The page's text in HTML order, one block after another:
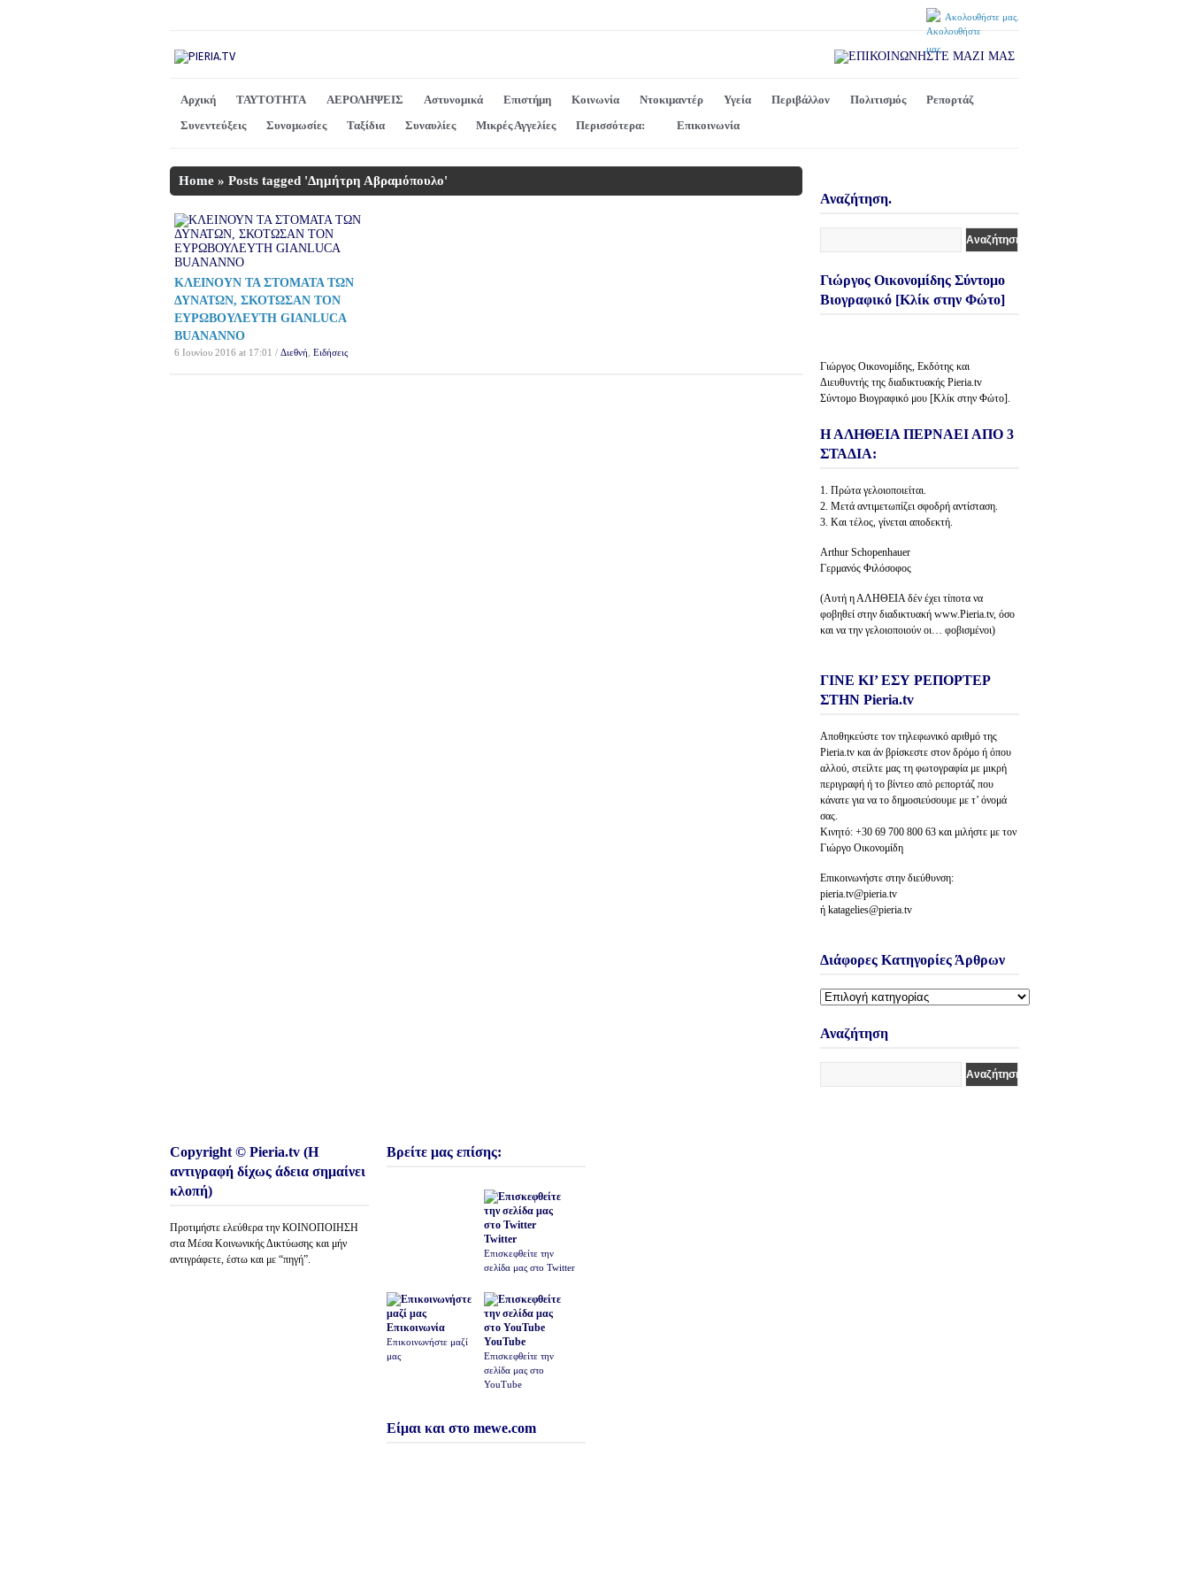
Ακολουθήστε μας.
Αρχική ΤΑΥΤΟΤΗΤΑ ΑΕΡΟΛΗΨΕΙΣ Αστυνομικά Επιστήμη Κοινωνία Ντοκιμαντέρ Υγεία Περιβάλλον Πολιτισμός
Ρεπορτάζ
Συνεντεύξεις
Συνομωσίες Ταξίδια Συναυλίες Μικρές Αγγελίες Περισσότερα: Επικοινωνία
Home » Posts tagged 'Δημήτρη Αβραμόπουλο'
ΚΛΕΙΝΟΥΝ ΤΑ ΣΤΟΜΑΤΑ ΤΩΝ
ΔΥΝΑΤΩΝ, ΣΚΟΤΩΣΑΝ ΤΟΝ
ΕΥΡΩΒΟΥΛΕΥΤΗ GIANLUCA
BUANANNO
6 Ιουνίου 2016 at 17:01 / Διεθνή Ειδήσεις
Αναζήτηση.
Γιώργος Οικονομίδης Σύντομο
Βιογραφικό [Κλίκ στην Φώτο]
Γιώργος Οικονομίδης, Εκδότης και
Διευθυντής της διαδικτυακής Pieria.tv
Σύντομο Βιογραφικό μου [Κλίκ στην Φώτο].
Η ΑΛΗΘΕΙΑ ΠΕΡΝΑΕΙ ΑΠΟ 3
ΣΤΑΔΙΑ:
1. Πρώτα γελοιοποιείται.
2. Μετά αντιμετωπίζει σφοδρή αντίσταση.
3. Και τέλος, γίνεται αποδεκτή.
Arthur Schopenhauer
Γερμανός Φιλόσοφος
(Αυτή η ΑΛΗΘΕΙΑ δέν έχει τίποτα να
φοβηθεί στην διαδικτυακή www.Pieria.tv, όσο
και να την γελοιοποιούν οι… φοβισμένοι)
ΓΙΝΕ ΚΙ’ ΕΣΥ ΡΕΠΟΡΤΕΡ
ΣΤΗΝ Pieria.tv
Αποθηκεύστε τον τηλεφωνικό αριθμό της
Pieria.tv και άν βρίσκεστε στον δρόμο ή όπου
αλλού, στείλτε μας τη φωτογραφία με μικρή
περιγραφή ή το βίντεο από ρεπορτάζ που
κάνατε για να το δημοσιεύσουμε με τ’ όνομά
σας.
Κινητό: +30 69 700 800 63 και μιλήστε με τον
Γιώργο Οικονομίδη
Επικοινωνήστε στην διεύθυνση:
pieria.tv@pieria.tv
ή katagelies@pieria.tv
Διάφορες Κατηγορίες Άρθρων
Διάφορες
Άρθρων
Αναζήτηση
Copyright © Pieria.tv (Η
αντιγραφή δίχως άδεια σημαίνει
κλοπή)
Προτιμήστε ελεύθερα την ΚΟΙΝΟΠΟΙΗΣΗ
στα Μέσα Κοινωνικής Δικτύωσης και μήν
αντιγράφετε, έστω και με “πηγή”.
Βρείτε μας επίσης:
Twitter
Επισκεφθείτε την
σελίδα μας στο Twitter
Επικοινωνία
Επικοινωνήστε μαζί
μας
YouTube
Επισκεφθείτε την
σελίδα μας στο
YouTube
Είμαι και στο mewe.com